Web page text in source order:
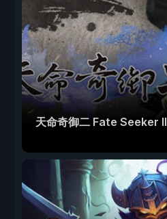
天命奇御二 Fate Seeker II